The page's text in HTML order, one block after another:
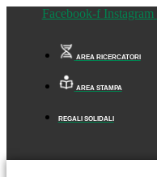
Facebook-f Instagram
AREA RICERCATORI
AREA STAMPA
REGALI SOLIDALI